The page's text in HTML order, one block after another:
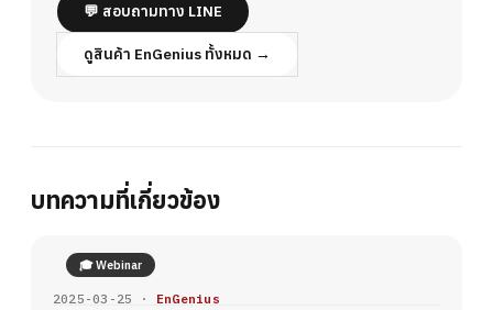
💬 สอบถามทาง LINE
ดูสินค้า EnGenius ทั้งหมด →
บทความที่เกี่ยวข้อง
🎓 Webinar
2025-03-25 · EnGenius